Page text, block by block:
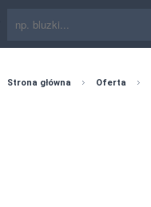
Strona główna Oferta